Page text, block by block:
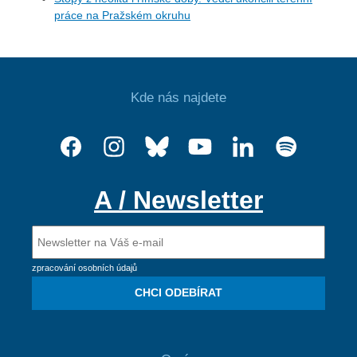
práce na Pražském okruhu
Kde nás najdete
A / Newsletter
zpracování osobních údajů
CHCI ODEBÍRAT